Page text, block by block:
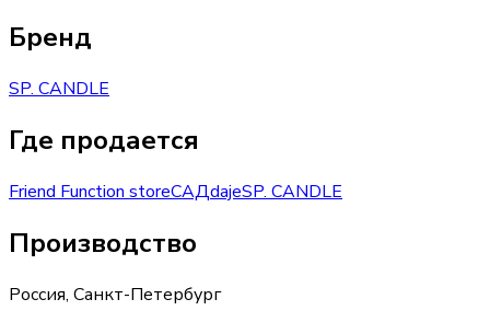
Бренд
SP. CANDLE
Где продается
Friend Function storeСАДdajeSP. CANDLE
Производство
Россия, Санкт-Петербург